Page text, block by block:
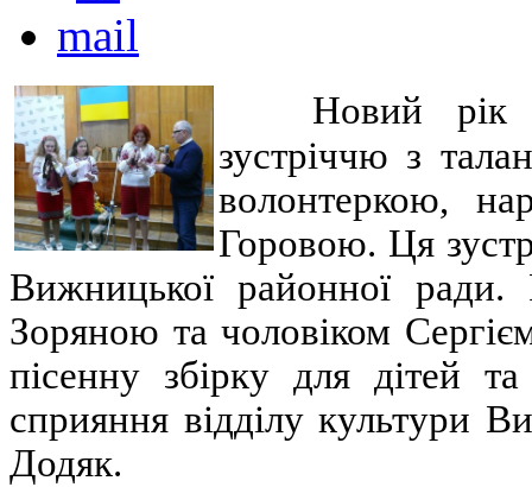
Новий рік
зустріччю з
волонтеркою,
Горовою. Ця
Вижницької районної ради.
Зоряною та чоловіком
пісенну збірку для дітей
сприяння відділу культури
Додяк.